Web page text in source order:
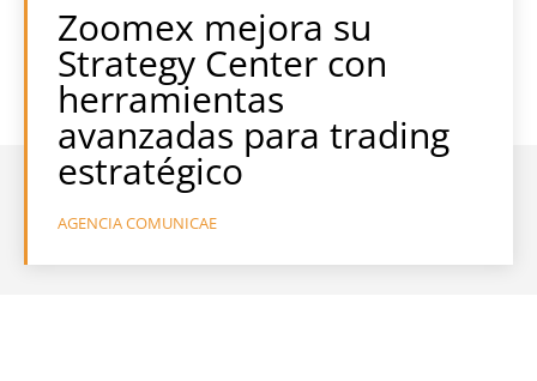
Zoomex mejora su
Strategy Center con
herramientas
avanzadas para trading
estratégico
AGENCIA COMUNICAE